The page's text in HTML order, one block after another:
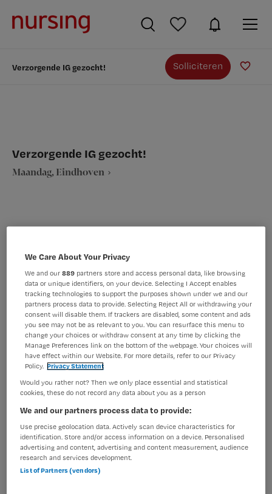
Verzorgende IG gezocht! Solliciteren
Verzorgende IG gezocht!
Maandag, Eindhoven
Verpleegkunde
BRANCHE
Instelling/tehuis
AANSTELLING
Niet nader bepaald
PLAATSINGSDATUM
6 augustus 2025
NIVEAU
MBO
ERVARING
Ervaren
DIENSTVERBAND
Vacature niet beschikbaar
Deze vacature Verzorgende IG gezocht! bij Maandag is
niet meer actueel. Hieronder staan enkele vergelijkbare
vacatures die voor u wellicht interessant zijn.
We Care About Your Privacy
We and our889 partners store and access personal data, like browsing
data or unique identifiers, on your device. Selecting I Accept enables
tracking technologies to support the purposes shown under we and our
partners process data to provide. Selecting Reject All or withdrawing your
consent will disable them. If trackers are disabled, some content and ads
you see may not be as relevant to you. You can resurface this menu to
change your choices or withdraw consent at any time by clicking the
Manage Preferences link on the bottom of the webpage. Your choices will
have effect within our Website. For more details, refer to our Privacy
Policy. Privacy Statement
Would you rather not? Then we only place essential and statistical
cookies, these do not record any data about you as a person
We and our partners process data to provide:
Use precise geolocation data. Actively scan device characteristics for
identification. Store and/or access information on a device. Personalised
advertising and content, advertising and content measurement, audience
research and services development.
List of Partners (vendors)